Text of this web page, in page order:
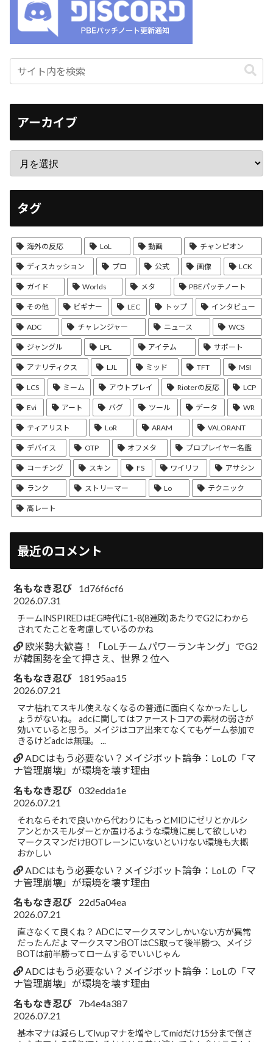
アーカイブ
タグ
海外の反応 LoL 動画 チャンピオン
ディスカッション プロ 公式 画像 LCK
ガイド Worlds メタ PBEパッチノート
その他 ビギナー LEC トップ インタビュー
ADC チャレンジャー ニュース WCS
ジャングル LPL アイテム サポート
アナリティクス LJL ミッド TFT MSI
LCS ミーム アウトプレイ Rioterの反応 LCP
Evi アート バグ ツール データ WR
ティアリスト LoR ARAM VALORANT
デバイス OTP オフメタ プロプレイヤー名鑑
コーチング スキン FS ワイリフ アサシン
ランク ストリーマー Lo テクニック
高レート
最近のコメント
名もなき忍び
1d76f6cf6
2026.07.31
チームINSPIREDはEG時代に1-8(8連敗)あたりでG2にわから
されてたことを考慮しているのかね
欧米勢大歓喜！「LoLチームパワーランキング」でG2
が韓国勢を全て押さえ、世界２位へ
名もなき忍び
18195aa15
2026.07.21
マナ枯れてスキル使えなくなるの普通に面白くなかったしし
ょうがないね。 adcに関してはファーストコアの素材の弱さが
効いていると思う。メイジはコア出来てなくてもゲーム参加で
きるけどadcは無理。 ...
ADCはもう必要ない？メイジボット論争：LoLの「マ
ナ管理崩壊」が環境を壊す理由
名もなき忍び 032edda1e
2026.07.21
それならそれで良いから代わりにもっとMIDにゼリとかルシ
アンとかスモルダーとか置けるような環境に戻して欲しいわ
マークスマンだけBOTレーンにいないといけない環境も大概
おかしい
ADCはもう必要ない？メイジボット論争：LoLの「マ
ナ管理崩壊」が環境を壊す理由
名もなき忍び
22d5a04ea
2026.07.21
直さなくて良くね？ ADCにマークスマンしかいない方が異常
だったんだよ マークスマンBOTはCS取って後半勝つ、メイジ
BOTは前半勝ってロームするでいいじゃん
ADCはもう必要ない？メイジボット論争：LoLの「マ
ナ管理崩壊」が環境を壊す理由
名もなき忍び
7b4e4a387
2026.07.21
基本マナは減らしてlvupマナを増やしてmidだけ15分まで倒さ